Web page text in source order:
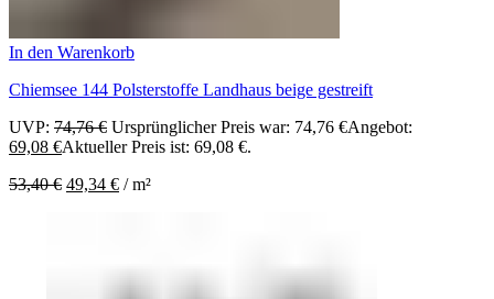
In den Warenkorb
Chiemsee 144 Polsterstoffe Landhaus beige gestreift
UVP: 74,76€ Ursprünglicher Preis war: 74,76 €Angebot:
69,08 €Aktueller Preis ist: 69,08 €.
53,40€ 49,34 € /m²